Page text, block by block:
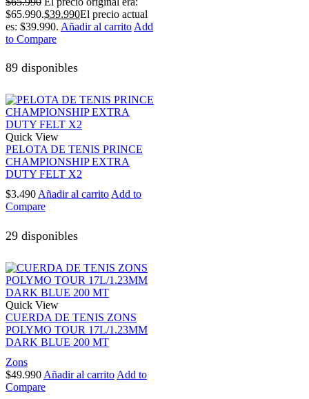
$65.990.$39.990El precio actual
es: $39.990. Añadir al carrito Add
to Compare
89 disponibles
Quick View
PELOTA DE TENIS PRINCE
CHAMPIONSHIP EXTRA
DUTY FELT X2
$3.490 Añadir al carrito Add to
Compare
29 disponibles
Quick View
CUERDA DE TENIS ZONS
POLYMO TOUR 17L/1.23MM
DARK BLUE 200 MT
Zons
$49.990 Añadir al carrito Add to
Compare